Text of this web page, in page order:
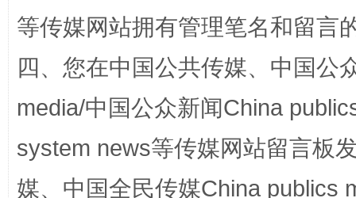
完善运行机制助力责任有效落实 一纸欠
等传媒网站拥有管理笔名和留言
四、您在中国公共传媒、中国公
media/中国公众新闻China
system news等传媒网站留言板
媒、中国全民传媒China publics